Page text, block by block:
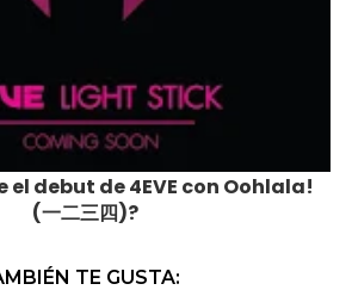
el debut de 4EVE con Oohlala!
(一二三四)?
TE GUSTA: